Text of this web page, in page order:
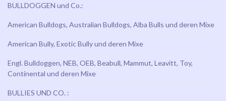
BULLDOGGEN und Co.:
American Bulldogs, Australian Bulldogs, Alba Bulls und deren Mixe
American Bully, Exotic Bully und deren Mixe
Engl. Bulldoggen, NEB, OEB, Beabull, Mammut, Leavitt, Toy,
Continental und deren Mixe
BULLIES UND CO. :